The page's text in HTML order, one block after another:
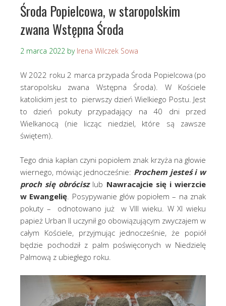
Środa Popielcowa, w staropolskim
zwana Wstępna Środa
2 marca 2022 by Irena Wilczek Sowa
W 2022 roku 2 marca przypada Środa Popielcowa (po
staropolsku zwana Wstępna Środa). W Kościele
katolickim jest to pierwszy dzień Wielkiego Postu. Jest
to dzień pokuty przypadający na 40 dni przed
Wielkanocą (nie licząc niedziel, które są zawsze
świętem).
Tego dnia kapłan czyni popiołem znak krzyża na głowie
wiernego, mówiąc jednocześnie: Prochem jesteś i w
proch się obróciszlub Nawracajcie się i wierzcie
w Ewangelię . Posypywanie głów popiołem – na znak
pokuty – odnotowano już w VIII wieku. W XI wieku
papież Urban II uczynił go obowiązującym zwyczajem w
całym Kościele, przyjmując jednocześnie, że popiół
będzie pochodził z palm poświęconych w Niedzielę
Palmową z ubiegłego roku.